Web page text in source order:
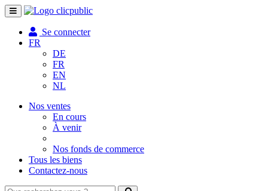
Toggle
navigation
Se connecter
FR
DE
FR
EN
NL
Nos ventes
En cours
À venir
Nos fonds de commerce
Tous les biens
Contactez-nous